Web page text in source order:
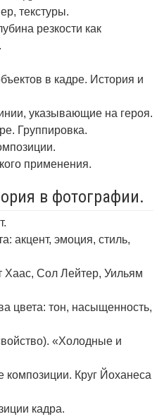
текстуры.
резкости как
в кадре. История и
указывающие на героя.
Группировка.
применения.
в фотографии.
акцент, эмоция, стиль,
Сол Лейтер, Уильям
цвета: тон, насыщенность,
«Холодные и
композиции. Круг Йоханеса
кадра.